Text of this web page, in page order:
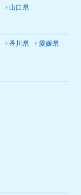
山口県
香川県
愛媛県